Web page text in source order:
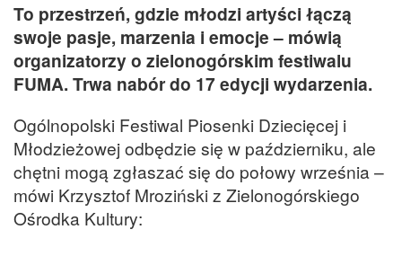
To przestrzeń, gdzie młodzi artyści łączą
swoje pasje, marzenia i emocje – mówią
organizatorzy o zielonogórskim festiwalu
FUMA. Trwa nabór do 17 edycji wydarzenia.
Ogólnopolski Festiwal Piosenki Dziecięcej i
Młodzieżowej odbędzie się w październiku, ale
chętni mogą zgłaszać się do połowy września –
mówi Krzysztof Mroziński z Zielonogórskiego
Ośrodka Kultury: